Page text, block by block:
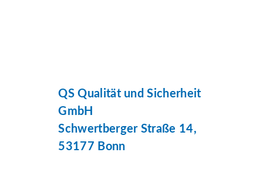
QS Qualität und Sicherheit
GmbH
Schwertberger Straße 14,
53177 Bonn